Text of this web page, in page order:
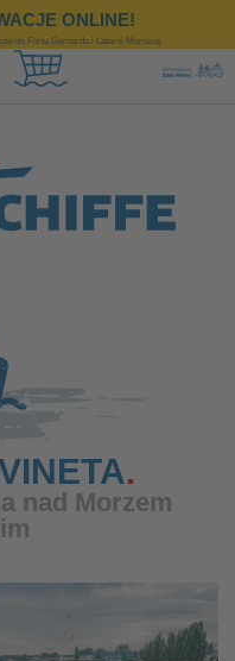
ONLINE!
do Fortu Gerharda i Latarni Morskiej.
nad Morzem